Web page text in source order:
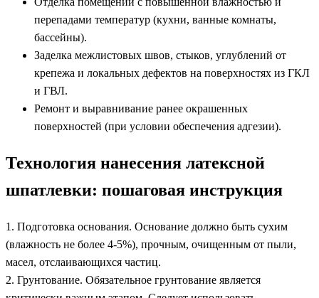
перепадами температур (кухни, ванные комнаты,
бассейны).
Заделка межлистовых швов, стыков, углублений от
крепежа и локальных дефектов на поверхностях из ГКЛ
и ГВЛ.
Ремонт и выравнивание ранее окрашенных
поверхностей (при условии обеспечения адгезии).
Технология нанесения латексной
шпатлевки: пошаговая инструкция
1. Подготовка основания. Основание должно быть сухим
(влажность не более 4-5%), прочным, очищенным от пыли,
масел, отслаивающихся частиц.
2. Грунтование. Обязательное грунтование является